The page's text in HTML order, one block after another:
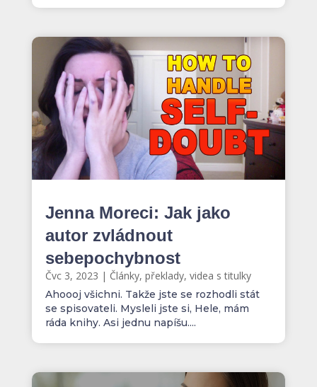
Jenna Moreci: Jak jako
autor zvládnout
sebepochybnost
Čvc 3, 2023 | Články, překlady, videa s titulky
Ahoooj všichni. Takže jste se rozhodli stát
se spisovateli. Mysleli jste si, Hele, mám
ráda knihy. Asi jednu napíšu....